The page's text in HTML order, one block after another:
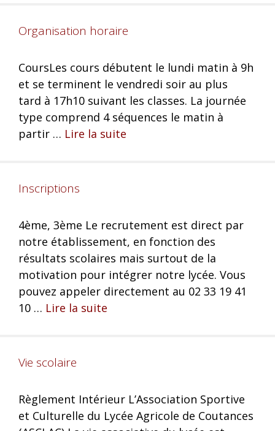
Organisation horaire
CoursLes cours débutent le lundi matin à 9h
et se terminent le vendredi soir au plus
tard à 17h10 suivant les classes. La journée
type comprend 4 séquences le matin à
partir … Lire la suite
Inscriptions
4ème, 3ème Le recrutement est direct par
notre établissement, en fonction des
résultats scolaires mais surtout de la
motivation pour intégrer notre lycée. Vous
pouvez appeler directement au 02 33 19 41
10 … Lire la suite
Vie scolaire
Règlement Intérieur L’Association Sportive
et Culturelle du Lycée Agricole de Coutances